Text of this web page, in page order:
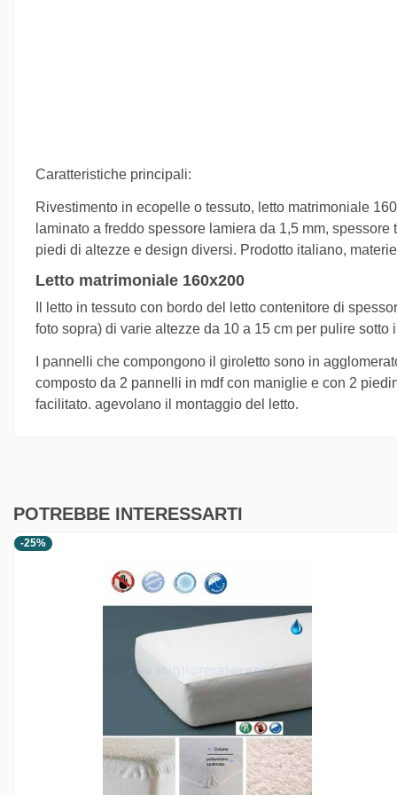
Caratteristiche principali:
Rivestimento in ecopelle o tessuto, letto matrimoniale
laminato a freddo spessore lamiera da 1,5 mm,
piedi di altezze e design diversi. Prodotto italiano,
Letto matrimoniale 160x200
Il letto in tessuto con bordo del letto contenitore di
foto sopra) di varie altezze da 10 a 15 cm per pulire sotto
I pannelli che compongono il giroletto sono in
composto da 2 pannelli in mdf con maniglie e con 2
facilitato. agevolano il montaggio del letto.
POTREBBE INTERESSARTI
-25%